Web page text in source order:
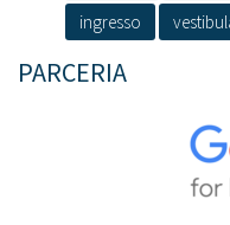
ingresso
PARCERIA